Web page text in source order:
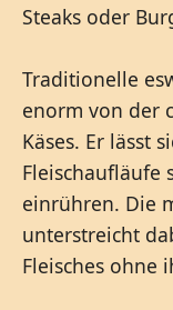
Steaks oder
Traditionelle
enorm von der
Käses. Er lässt
Fleischaufläufe
einrühren. Die
unterstreicht
Fleisches ohne